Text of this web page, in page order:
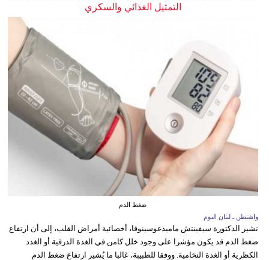
التمثيل الغذائي والسكري
ضغط الدم
واشنطن ـ لبنان اليوم
تشير الدكتورة سيفينتش ماميدغوسينوفا، أخصائية أمراض القلب، إلى أن ارتفاع
ضغط الدم قد يكون مؤشرا على وجود خلل كامن في الغدة الدرقية أو الغدد
الكظرية أو الغدة النخامية. ووفقا للطبيبة، غالبا ما يُشير ارتفاع ضغط الدم